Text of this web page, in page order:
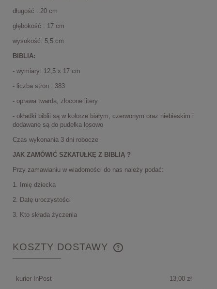
długość : 20 cm
głębokość : 17 cm
wysokość: 5,5 cm
BIBLIA:
- wymiary: 12,5 x 17 cm
- liczba stron : 383
- oprawa twarda, złocone litery
- okładki biblii są w kolorze białym, czerwonym oraz niebieskim i
dodawane są do pudełka losowo
Czas wykonania 3 dni robocze
JAK ZAMÓWIĆ SZKATUŁKĘ Z BIBLIĄ ?
Przy zamawianiu w wiadomości do nas należy podać:
1. Imię dziecka
2. Datę uroczystości
3. Kto składa życzenia
KOSZTY DOSTAWY
CENA NIE ZAWIERA EWENTUALNYCH KOSZTÓW
kurier InPost 13,00 zł